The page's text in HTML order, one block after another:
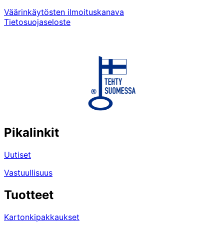
Väärinkäytösten ilmoituskanava
Tietosuojaseloste
Pikalinkit
Uutiset
Vastuullisuus
Tuotteet
Kartonkipakkaukset